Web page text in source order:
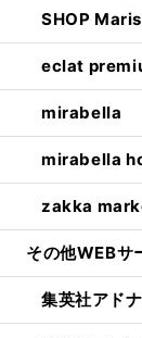
SHOP
eclat
mirabella
mirabella
zakka
その他WEBサ
集英社アド